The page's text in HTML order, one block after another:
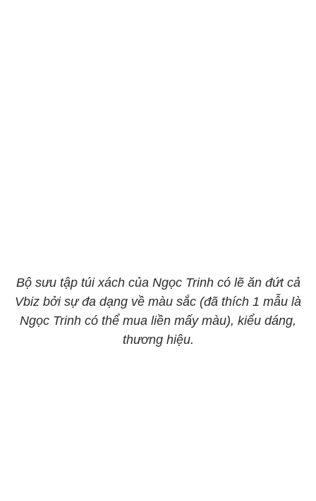
Bộ sưu tập túi xách của Ngọc Trinh có lẽ ăn đứt cả
Vbiz bởi sự đa dạng về màu sắc (đã thích 1 mẫu là
Ngọc Trinh có thể mua liền mấy màu), kiểu dáng,
thương hiệu.